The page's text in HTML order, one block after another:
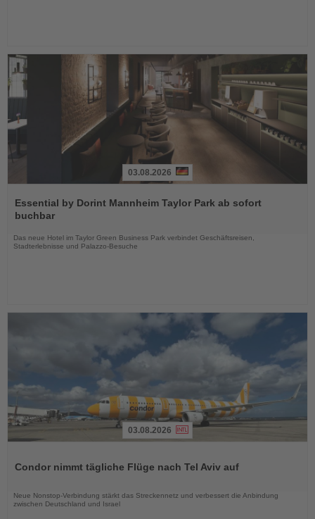
Sie
die
03.08.2026
Essential by Dorint Mannheim Taylor Park ab sofort
buchbar
Das neue Hotel im Taylor Green Business Park verbindet Geschäftsreisen,
Stadterlebnisse und Palazzo-Besuche
die
03.08.2026
Condor nimmt tägliche Flüge nach Tel Aviv auf
Neue Nonstop-Verbindung stärkt das Streckennetz und verbessert die Anbindung
zwischen Deutschland und Israel